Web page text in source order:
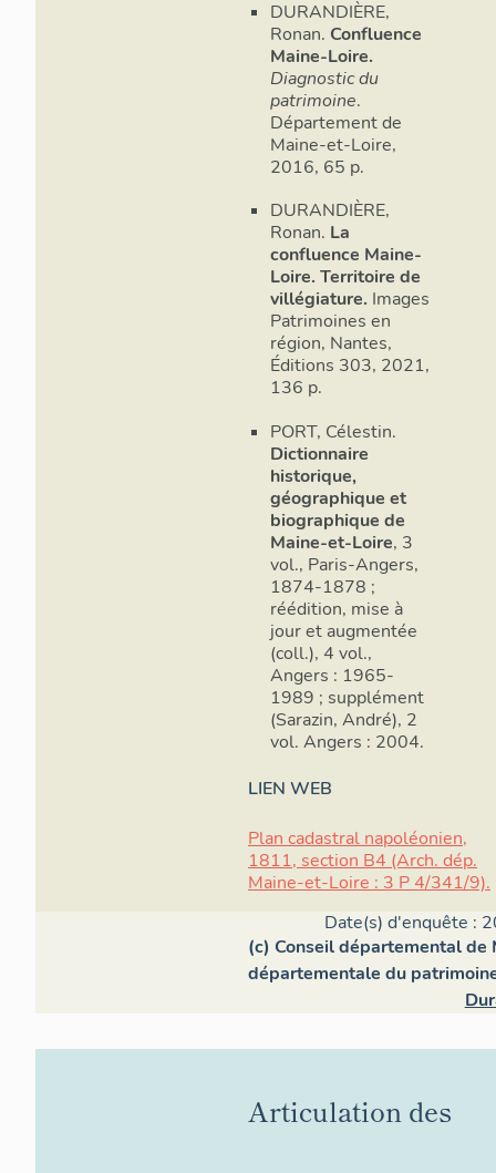
DURANDIÈRE,
Ronan. Confluence
Maine-Loire.
Diagnostic du
patrimoine.
Département de
Maine-et-Loire,
2016, 65 p.
DURANDIÈRE,
Ronan. La
confluence Maine-
Loire. Territoire de
villégiature. Images
Patrimoines en
région, Nantes,
Éditions 303, 2021,
136 p.
PORT, Célestin.
Dictionnaire
historique,
géographique et
biographique de
Maine-et-Loire, 3
vol., Paris-Angers,
1874-1878 ;
réédition, mise à
jour et augmentée
(coll.), 4 vol.,
Angers : 1965-
1989 ; supplément
(Sarazin, André), 2
vol. Angers : 2004.
LIEN WEB
Plan cadastral napoléonien,
1811, section B4 (Arch. dép.
Maine-et-Loire : 3 P 4/341/9).
Date(s) d'enquête :
(c) Conseil départemental
départementale du
Articulation des